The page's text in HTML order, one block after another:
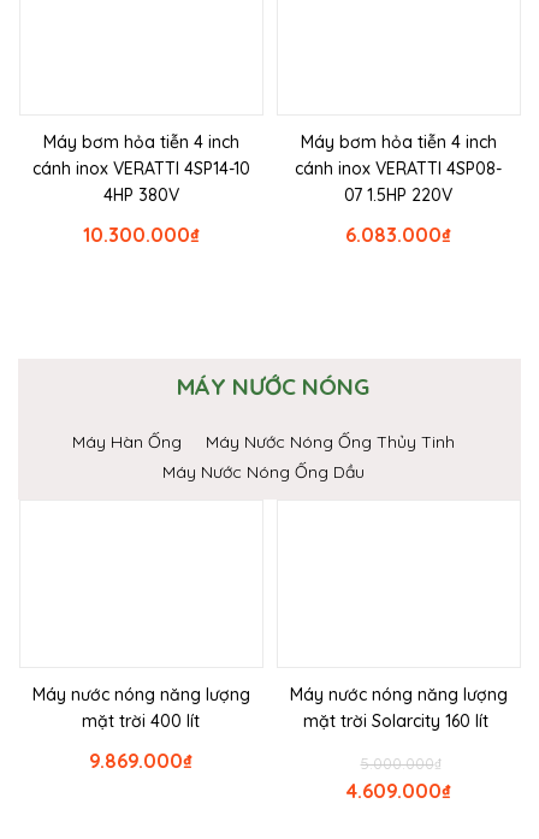
Máy bơm hỏa tiễn 4 inch
cánh inox VERATTI 4SP14-10
4HP 380V
₫
10.300.000
Máy bơm hỏa tiễn 4 inch
cánh inox VERATTI 4SP08-
07 1.5HP 220V
₫
6.083.000
MÁY NƯỚC NÓNG
Máy Hàn Ống
Máy Nước Nóng Ống Thủy Tinh
Máy Nước Nóng Ống Dầu
Máy nước nóng năng lượng
mặt trời 400 lít
₫
9.869.000
Máy nước nóng năng lượng
mặt trời Solarcity 160 lít
₫
5.000.000
₫
4.609.000